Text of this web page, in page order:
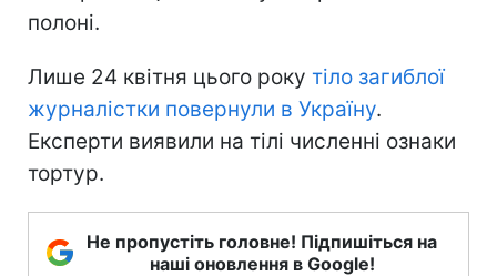
полоні.
Лише 24 квітня цього року тіло загиблої
журналістки повернули в Україну.
Експерти виявили на тілі численні ознаки
тортур.
Не пропустіть головне! Підпишіться на
наші оновлення в Google!